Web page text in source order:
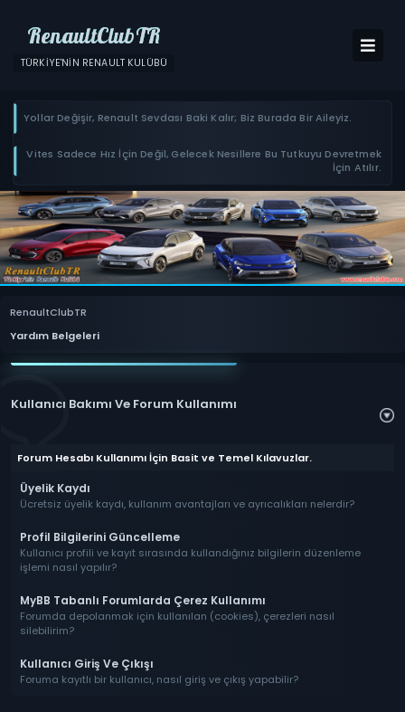
RenaultClubTR
TÜRKIYE'NIN RENAULT KULÜBÜ
Yollar Değişir, Renault Sevdası Baki Kalır; Biz Burada Bir Aileyiz.
Vites Sadece Hız İçin Değil, Gelecek Nesillere Bu Tutkuyu Devretmek
İçin Atılır.
RenaultClubTR
Yardım Belgeleri
Kullanıcı Bakımı Ve Forum Kullanımı
Forum Hesabı Kullanımı İçin Basit ve Temel Kılavuzlar.
Üyelik Kaydı
Ücretsiz üyelik kaydı, kullanım avantajları ve ayrıcalıkları nelerdir?
Profil Bilgilerini Güncelleme
Kullanıcı profili ve kayıt sırasında kullandığınız bilgilerin düzenleme
işlemi nasıl yapılır?
MyBB Tabanlı Forumlarda Çerez Kullanımı
Forumda depolanmak için kullanılan (cookies), çerezleri nasıl
silebilirim?
Kullanıcı Giriş Ve Çıkışı
Foruma kayıtlı bir kullanıcı, nasıl giriş ve çıkış yapabilir?